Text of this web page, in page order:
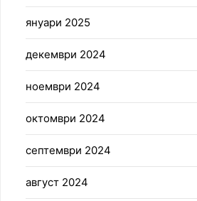
януари 2025
декември 2024
ноември 2024
октомври 2024
септември 2024
август 2024